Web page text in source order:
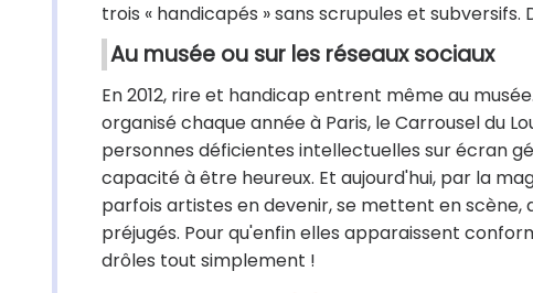
trois « handicapés » sans scrupules et subversifs.
Au musée ou sur les réseaux sociaux
En 2012, rire et handicap entrent même au
organisé chaque année à Paris, le Carrousel du
personnes déficientes intellectuelles sur écran
capacité à être heureux. Et aujourd'hui, par la
parfois artistes en devenir, se mettent en
préjugés. Pour qu'enfin elles apparaissent
drôles tout simplement !